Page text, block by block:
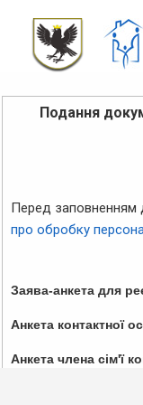
Подання
Перед заповненням
про обробку
Заява-анкета для
Анкета контактної
Анкета члена сім'ї